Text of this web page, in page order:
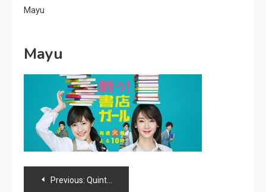
Mayu
Mayu
Navegación
Previous: Quinto sencillo de Mayu Watanabe, AKB en «Flyff All Stars» y news 48